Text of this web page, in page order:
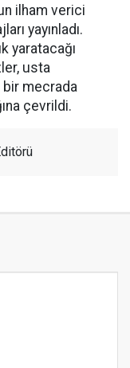
ilham verici
yayınladı.
yaratacağı
usta
bir mecrada
çevrildi.